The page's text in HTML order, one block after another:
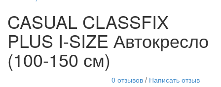
CASUAL CLASSFIX
PLUS I-SIZE Автокресло
(100-150 см)
0 отзывов / Написать отзыв